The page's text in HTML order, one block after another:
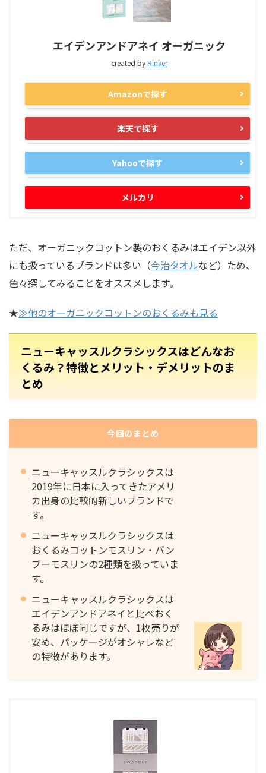
エイデンアンドアネイ オーガニック
created byRinker
Amazonで探す
楽天で探す
Yahooで探す
メルカリ
ただ、オーガニックコットン製のおくるみはエイデン以外
にも扱っているブランドは多い（今治タオルなど）ため、
色々探してみることをオススメします。
★≫他のオーガニックコットンのおくるみも見る
ニューキャッスルクラシックスはどんなお
くるみ？特徴とメリット・デメリットのま
とめ
今回のまとめ
ニューキャッスルクラシックスは
2019年に日本に入ってきたアメリ
カ出身の比較的新しいブランドで
す。
ニューキャッスルクラシックスは
おくるみコットンモスリン・バン
ブーモスリンの2種類を扱っていま
す。
ニューキャッスルクラシックスは
エイデンアンドアネイと比べおく
るみはほぼ同じですが、1枚売りが
安め、パッケージがオシャレなど
の特徴があります。